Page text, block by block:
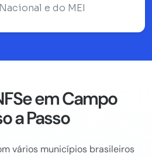
e do MEI
em Campo
a Passo
vários municípios brasileiros